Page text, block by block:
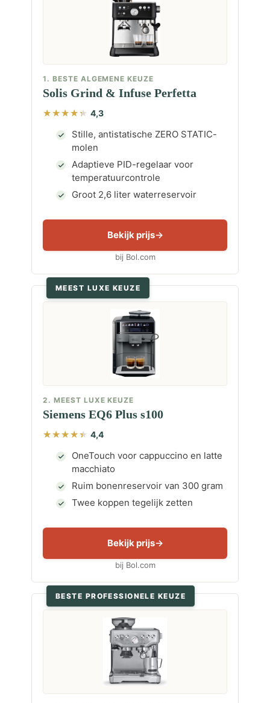
1. BESTE ALGEMENE KEUZE
Solis Grind & Infuse Perfetta
4,3
Stille, antistatische ZERO STATIC-
molen
Adaptieve PID-regelaar voor
temperatuurcontrole
Groot 2,6 liter waterreservoir
Bekijk prijs
bij Bol.com
MEEST LUXE KEUZE
2. MEEST LUXE KEUZE
Siemens EQ6 Plus s100
4,4
OneTouch voor cappuccino en latte
macchiato
Ruim bonenreservoir van 300 gram
Twee koppen tegelijk zetten
Bekijk prijs
bij Bol.com
BESTE PROFESSIONELE KEUZE